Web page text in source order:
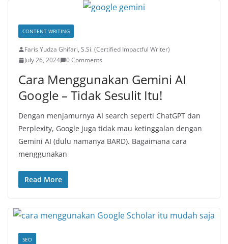
CONTENT WRITING
Faris Yudza Ghifari, S.Si. (Certified Impactful Writer)
July 26, 2024
0 Comments
Cara Menggunakan Gemini AI
Google – Tidak Sesulit Itu!
Dengan menjamurnya AI search seperti ChatGPT dan
Perplexity, Google juga tidak mau ketinggalan dengan
Gemini AI (dulu namanya BARD). Bagaimana cara
menggunakan
Read More
SEO